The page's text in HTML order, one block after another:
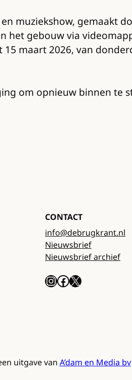
muziekshow, gemaakt
het gebouw via
maart 2026, van
om opnieuw binnen te
CONTACT
info@debrugkrant.nl
Nieuwsbrief
Nieuwsbrief archief
InstagramFacebook X
uitgave van A’dam en Media bv